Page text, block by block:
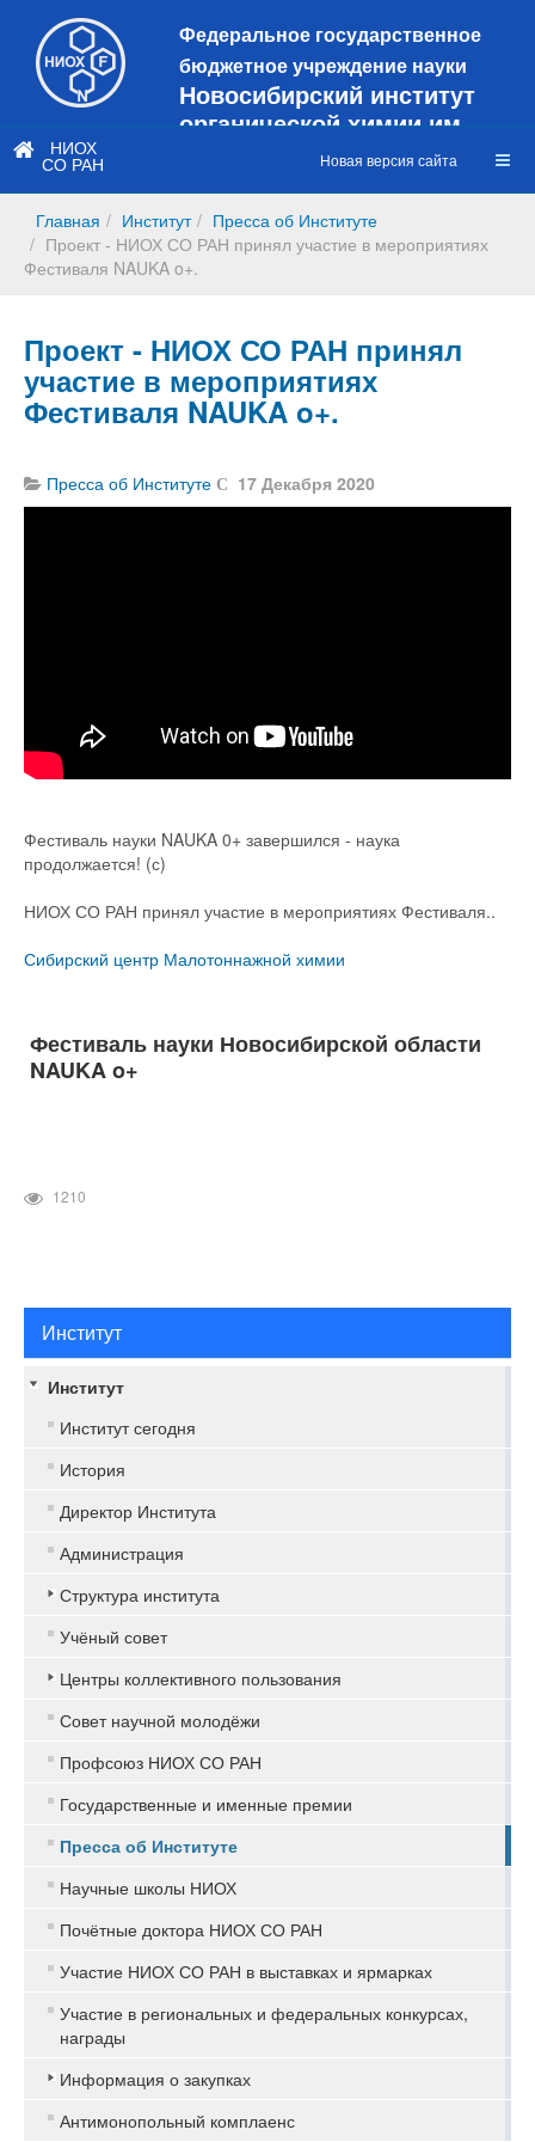
Федеральное государственное
бюджетное учреждение науки
Новосибирский институт
органической химии им.
Н.Н. Ворожцова
сайт
https://web3.nioch.nsc.ru/nioch/
НИОХ
СО РАН Новая версия сайта
Главная Институт
Пресса об Институте
Проект - НИОХ СО РАН принял участие в мероприятиях
Фестиваля NAUKA o+.
Проект - НИОХ СО РАН принял
участие в мероприятиях
Фестиваля NAUKA o+.
Пресса об Институте 17 Декабря 2020
Фестиваль науки NAUKA 0+ завершился - наука
продолжается! (с)
НИОХ СО РАН принял участие в мероприятиях Фестиваля..
Сибирский центр Малотоннажной химии
Фестиваль науки Новосибирской области
NAUKA o+
1210
Институт
Институт
Институт сегодня
История
Директор Института
Администрация
Структура института
Учёный совет
Центры коллективного пользования
Совет научной молодёжи
Профсоюз НИОХ СО РАН
Государственные и именные премии
Пресса об Институте
Научные школы НИОХ
Почётные доктора НИОХ СО РАН
Участие НИОХ СО РАН в выставках и ярмарках
Участие в региональных и федеральных конкурсах,
награды
Информация о закупках
Антимонопольный комплаенс